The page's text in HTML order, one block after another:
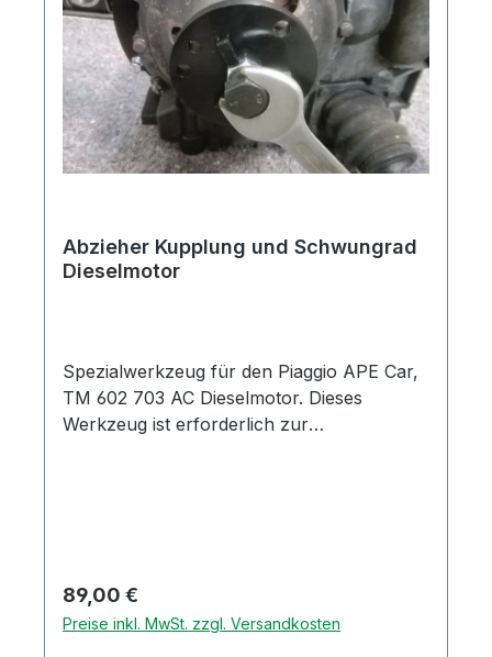
Abzieher Kupplung und Schwungrad
Dieselmotor
Spezialwerkzeug für den Piaggio APE Car,
TM 602 703 AC Dieselmotor. Dieses
Werkzeug ist erforderlich zur
für folgende Arbeiten geeignet: -
Demontage/ Abziehen der Kupplung; -
Regulärer Preis:
89,00 €
Preise inkl. MwSt. zzgl. Versandkosten